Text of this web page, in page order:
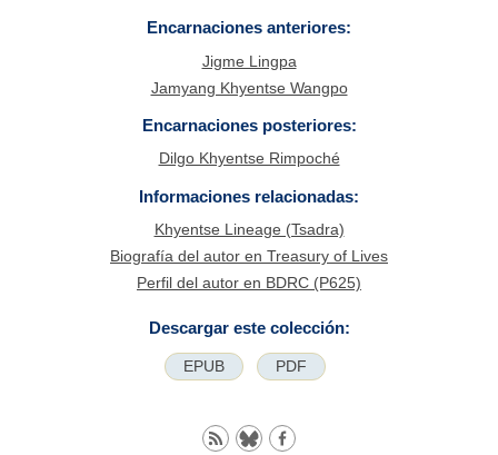
Encarnaciones anteriores:
Jigme Lingpa
Jamyang Khyentse Wangpo
Encarnaciones posteriores:
Dilgo Khyentse Rimpoché
Informaciones relacionadas:
Khyentse Lineage (Tsadra)
Biografía del autor en Treasury of Lives
Perfil del autor en BDRC (P625)
Descargar este colección:
EPUB PDF